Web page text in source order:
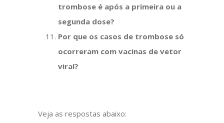
trombose é após a primeira ou a
segunda dose?
Por que os casos de trombose só
ocorreram com vacinas de vetor
viral?
Veja as respostas abaixo: